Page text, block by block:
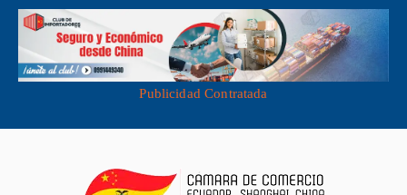
Publicidad Contratada